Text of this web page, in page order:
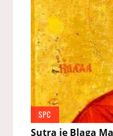
SPC
Sutra je Blaga